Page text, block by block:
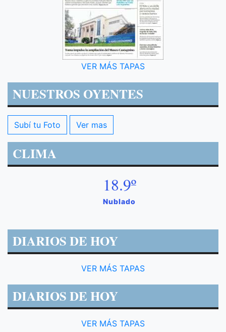
VER MÁS TAPAS
NUESTROS OYENTES
Subí tu Foto Ver mas
CLIMA
18.9º
Nublado
DIARIOS DE HOY
VER MÁS TAPAS
DIARIOS DE HOY
VER MÁS TAPAS